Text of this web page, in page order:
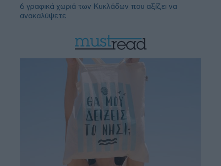
6 γραφικά χωριά των Κυκλάδων που αξίζει να
ανακαλύψετε